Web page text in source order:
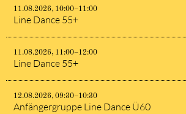
11.08.2026, 10:00–11:00
Line Dance 55+
11.08.2026, 11:00–12:00
Line Dance 55+
12.08.2026, 09:30–10:30
Anfängergruppe Line Dance Ü60